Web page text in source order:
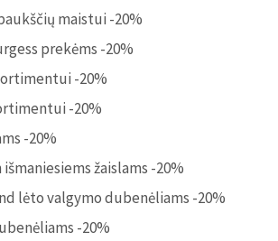
maistui -20%
prekėms -20%
-20%
-20%
-20%
žaislams -20%
lėto valgymo dubenėliams -20%
-20%